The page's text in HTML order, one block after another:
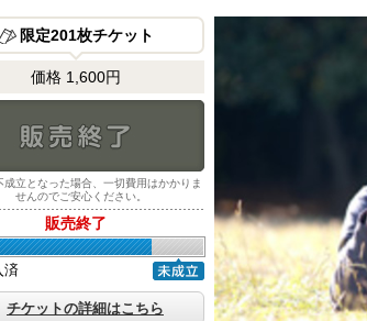
限定201枚チケット
価格 1,600円
立となった場合、一切費用はかかりま
せんのでご安心ください。
販売終了
済
未成立
チケットの詳細はこちら
ご購入はこちら